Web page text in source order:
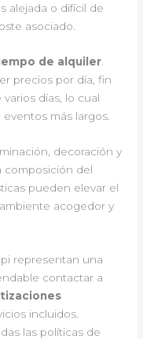
alejada o difícil de
asociado.
de alquiler
precios por día, fin
días, lo cual
más largos.
decoración y
composición del
pueden elevar el
acogedor y
representan una
contactar a
incluidos.
las políticas de